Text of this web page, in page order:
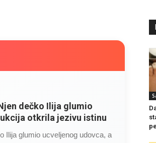
dečko Ilija glumio
otkrila jezivu istinu
Ilija glumio ucveljenog udovca, a